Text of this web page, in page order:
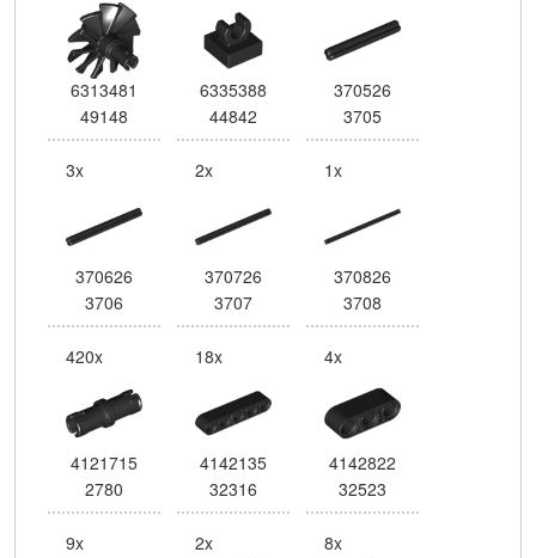
6313481
49148
6335388
44842
370526
3705
3x
370626
3706
2x
370726
3707
1x
370826
3708
420x
4121715
2780
18x
4142135
32316
4x
4142822
32523
9x 2x 8x